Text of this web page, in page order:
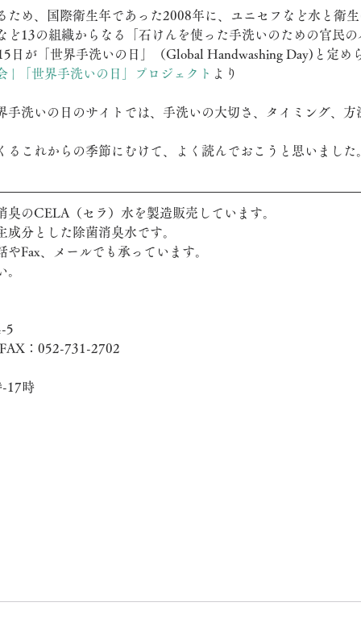
ため、国際衛生年であった2008年に、ユニセフなど水と衛
ど13の組織からなる「石けんを使った手洗いのための官民の
日が「世界手洗いの日」（Global Handwashing Day)と定め
| 「世界手洗いの日」プロジェクト より
手洗いの日のサイトでは、手洗いの大切さ、タイミング、方
るこれからの季節にむけて、よく読んでおこうと思いました
臭のCELA（セラ）水を製造販売しています。
分とした除菌消臭水です。
Fax、メールでも承っています。
。
5
：052-731-2702
-17時